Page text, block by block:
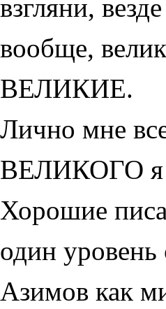
взгляни,
вообще,
ВЕЛИКИЕ.
Лично мне
ВЕЛИКОГО я
Хорошие
один
Азимов как